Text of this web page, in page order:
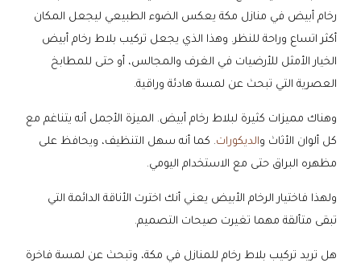
رخام أبيض في منازل مكة يعكس الضوء الطبيعي ليجعل المكان
أكثر اتساع وراحة للنظر. وهذا الذي يجعل تركيب بلاط رخام أبيض
الخيار الأمثل للأرضيات في الغرف والمجالس، أو حتى للمطابخ
العصرية التي تبحث عن لمسة هادئة وراقية.
وهناك مميزات كثيرة لبلاط رخام أبيض. الميزة الأجمل أنه يتناغم مع
كل ألوان الأثاث والديكورات. كما أنه سهل التنظيف، ويحافظ على
مظهره البراق حتى مع الاستخدام اليومي.
ولهذا فاختيار الرخام الأبيض يعني أنك اخترت الأناقة الدائمة التي
تبقى متألقة مهما تغيرت صيحات التصميم.
هل تريد تركيب بلاط رخام للمنازل في مكة، وتبحث عن لمسة فاخرة